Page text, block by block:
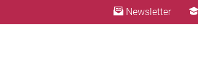
Newsletter